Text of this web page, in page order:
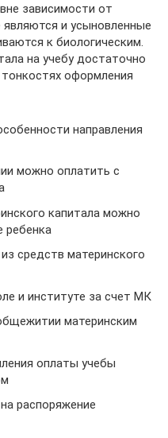
зависимости от
и усыновленные
к биологическим.
на учебу достаточно
оформления
направления
можно оплатить с
капитала можно
ребенка
средств материнского
и институте за счет МК
материнским
оплаты учебы
распоряжение